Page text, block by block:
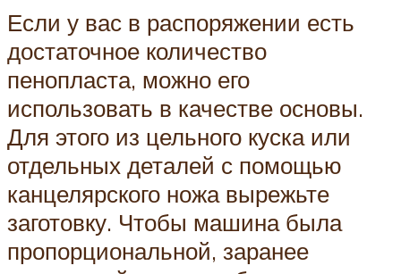
Если у вас в распоряжении есть
достаточное количество
пенопласта, можно его
использовать в качестве основы.
Для этого из цельного куска или
отдельных деталей с помощью
канцелярского ножа вырежьте
заготовку. Чтобы машина была
пропорциональной, заранее